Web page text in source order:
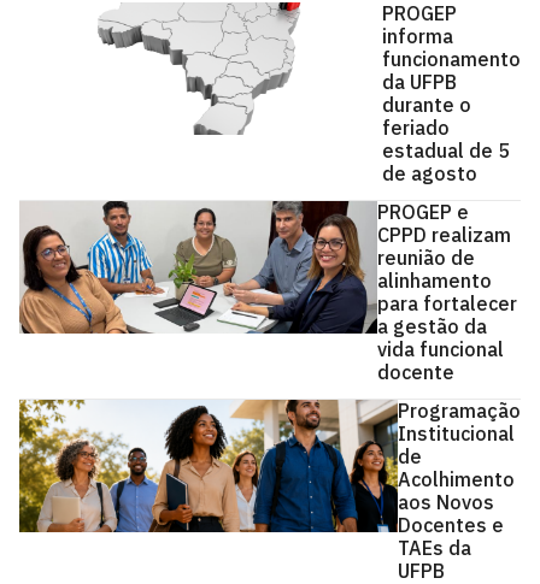
PROGEP
informa
funcionamento
da UFPB
durante o
feriado
estadual de 5
de agosto
PROGEP e
CPPD realizam
reunião de
alinhamento
para fortalecer
a gestão da
vida funcional
docente
Programação
Institucional
de
Acolhimento
aos Novos
Docentes e
TAEs da
UFPB